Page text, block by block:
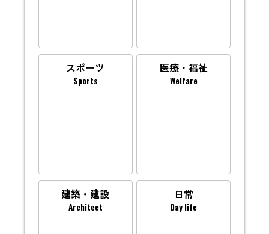
スポーツ
Sports
医療・福祉
Welfare
建築・建設
Architect
日常
Day life